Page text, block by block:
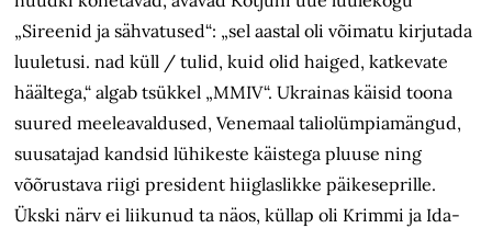
„Sireenid ja sähvatused“: „sel aastal oli võimatu kirjutada
luuletusi. nad küll / tulid, kuid olid haiged, katkevate
häältega,“ algab tsükkel „MMIV“. Ukrainas käisid toona
suured meeleavaldused, Venemaal taliolümpiamängud,
suusatajad kandsid lühikeste käistega pluuse ning
võõrustava riigi president hiiglaslikke päikeseprille.
Ükski närv ei liikunud ta näos, küllap oli Krimmi ja Ida-